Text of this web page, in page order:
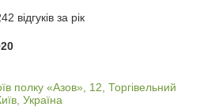
відгуків за рік
полку «Азов», 12, Торгівельний
Україна